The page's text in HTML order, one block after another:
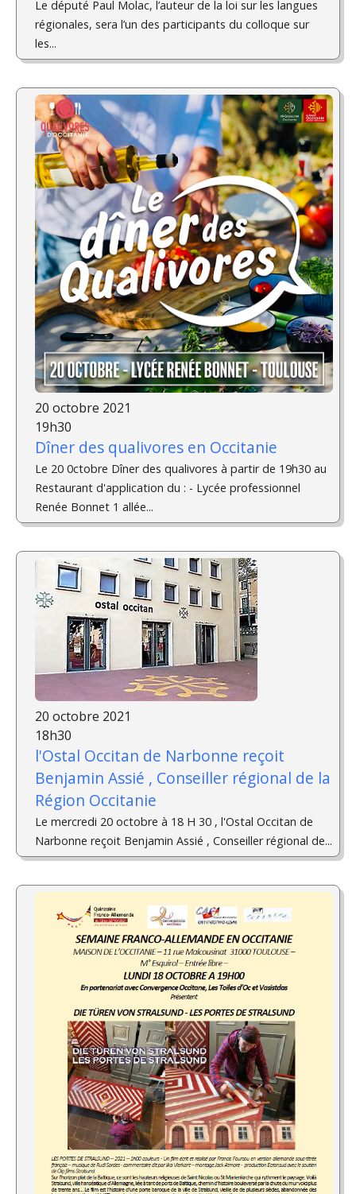
Le député Paul Molac, l’auteur de la loi sur les langues
régionales, sera l’un des participants du colloque sur
les...
20 octobre 2021
19h30
Dîner des qualivores en Occitanie
Le 20 0ctobre Dîner des qualivores à partir de 19h30 au
Restaurant d'application du : - Lycée professionnel
Renée Bonnet 1 allée...
20 octobre 2021
18h30
l'Ostal Occitan de Narbonne reçoit
Benjamin Assié , Conseiller régional de la
Région Occitanie
Le mercredi 20 octobre à 18 H 30 , l'Ostal Occitan de
Narbonne reçoit Benjamin Assié , Conseiller régional de...